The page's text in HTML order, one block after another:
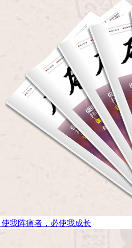
我阵痛者，必使我成长